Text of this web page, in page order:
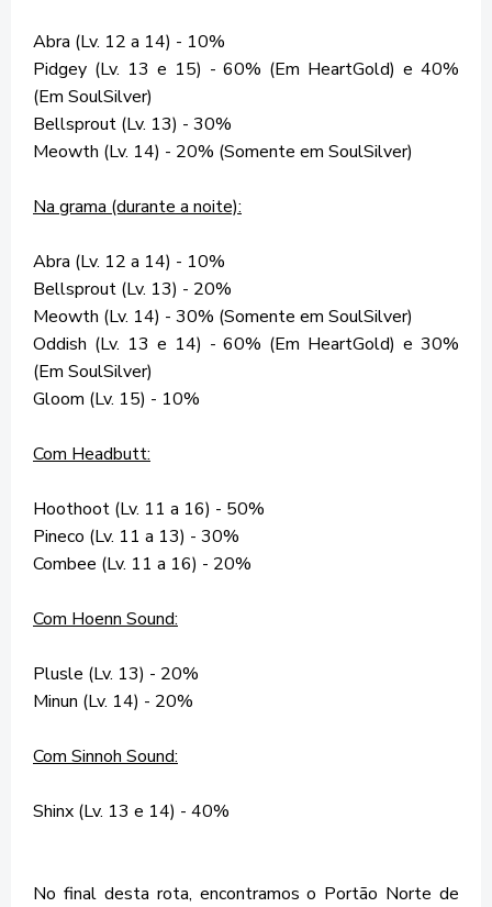
Abra (Lv. 12 a 14) - 10%
Pidgey (Lv. 13 e 15) - 60% (Em HeartGold) e 40%
(Em SoulSilver)
Bellsprout (Lv. 13) - 30%
Meowth (Lv. 14) - 20% (Somente em SoulSilver)
Na grama (durante a noite):
Abra (Lv. 12 a 14) - 10%
Bellsprout (Lv. 13) - 20%
Meowth (Lv. 14) - 30% (Somente em SoulSilver)
Oddish (Lv. 13 e 14) - 60% (Em HeartGold) e 30%
(Em SoulSilver)
Gloom (Lv. 15) - 10%
Com Headbutt:
Hoothoot (Lv. 11 a 16) - 50%
Pineco (Lv. 11 a 13) - 30%
Combee (Lv. 11 a 16) - 20%
Com Hoenn Sound:
Plusle (Lv. 13) - 20%
Minun (Lv. 14) - 20%
Com Sinnoh Sound:
Shinx (Lv. 13 e 14) - 40%
No final desta rota, encontramos o Portão Norte de